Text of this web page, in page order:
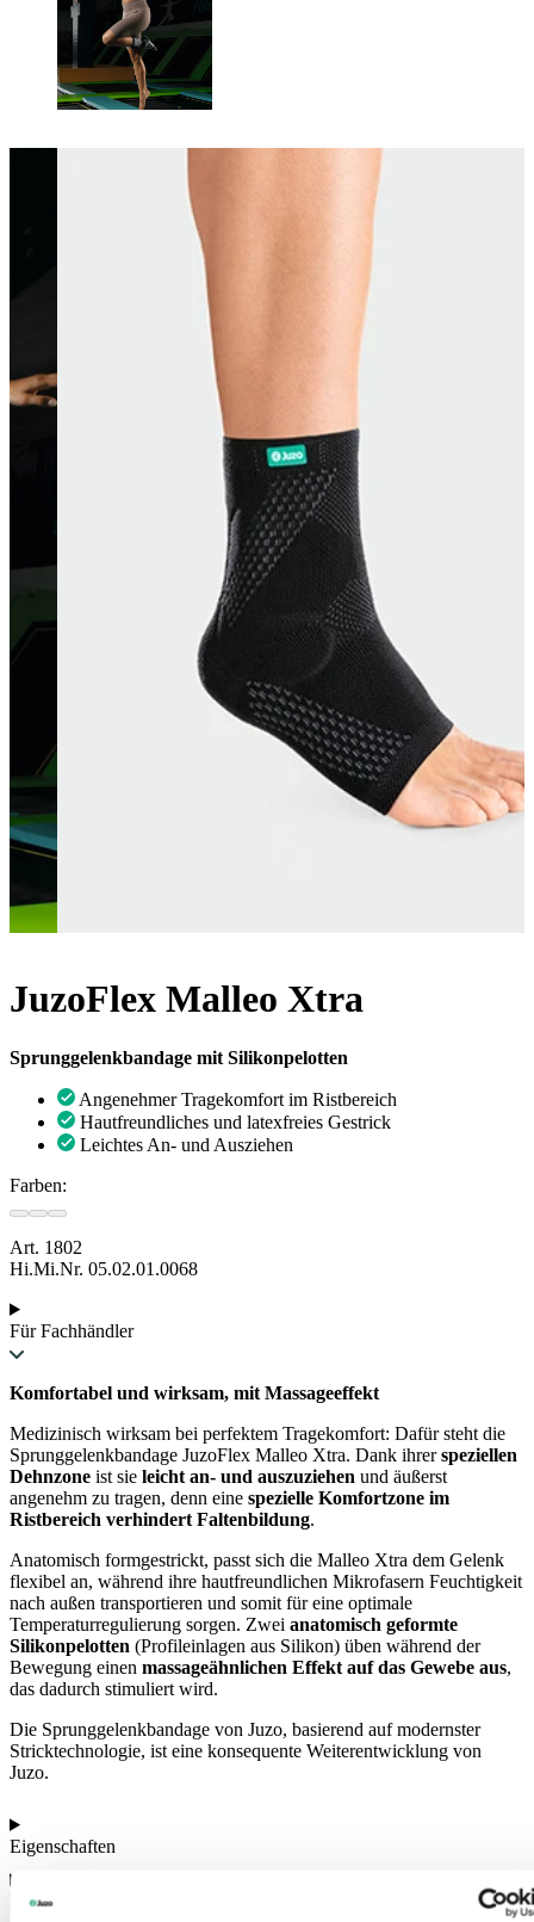
JuzoFlex Malleo Xtra
Sprunggelenkbandage mit Silikonpelotten
Angenehmer Tragekomfort im Ristbereich
Hautfreundliches und latexfreies Gestrick
Leichtes An- und Ausziehen
Farben:
Art. 1802
Hi.Mi.Nr. 05.02.01.0068
Für Fachhändler
Komfortabel und wirksam, mit Massageeffekt
Medizinisch wirksam bei perfektem Tragekomfort: Dafür steht die
Sprunggelenkbandage JuzoFlex Malleo Xtra. Dank ihrerspeziellen
Dehnzone ist sie leicht an- und auszuziehen und äußerst
angenehm zu tragen, denn eine spezielle Komfortzone im
Ristbereich verhindert Faltenbildung.
Anatomisch formgestrickt, passt sich die Malleo Xtra dem Gelenk
flexibel an, während ihre hautfreundlichen Mikrofasern Feuchtigkeit
nach außen transportieren und somit für eine optimale
Temperaturregulierung sorgen. Zwei anatomisch geformte
Silikonpelotten (Profileinlagen aus Silikon) üben während der
Bewegung einen massageähnlichen Effekt auf das Gewebe aus,
das dadurch stimuliert wird.
Die Sprunggelenkbandage von Juzo, basierend auf modernster
Stricktechnologie, ist eine konsequente Weiterentwicklung von
Juzo.
Eigenschaften
Farben